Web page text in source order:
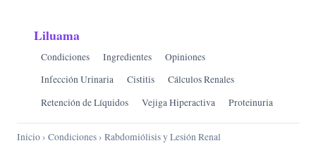
Liluama
Condiciones Ingredientes
Opiniones
Infección Urinaria
Cistitis
Cálculos Renales
Retención de Líquidos
Vejiga Hiperactiva Proteinuria
Inicio› Condiciones› Rabdomiólisis y Lesión Renal